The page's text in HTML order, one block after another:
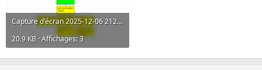
Capture d'écran 2025-12-06 212722.png
20.9 KB · Affichages: 3